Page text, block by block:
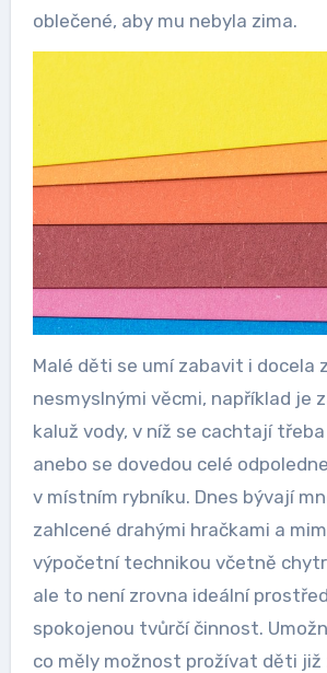
oblečené, aby mu nebyla zima.
Malé děti se umí zabavit i docela
nesmyslnými věcmi, například je
kaluž vody, v níž se cachtají
anebo se dovedou celé
v místním rybníku. Dnes bývají
zahlcené drahými hračkami a
výpočetní technikou včetně
ale to není zrovna ideální
spokojenou tvůrčí činnost.
co měly možnost prožívat děti již